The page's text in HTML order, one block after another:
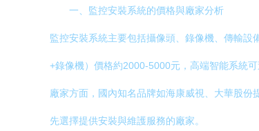
一、監控安裝系統的價格與廠家分析
監控安裝系統主要包括攝像頭、錄像機、傳輸
+錄像機）價格約2000-5000元，高端智能系統可
廠家方面，國內知名品牌如海康威視、大華股
先選擇提供安裝與維護服務的廠家。